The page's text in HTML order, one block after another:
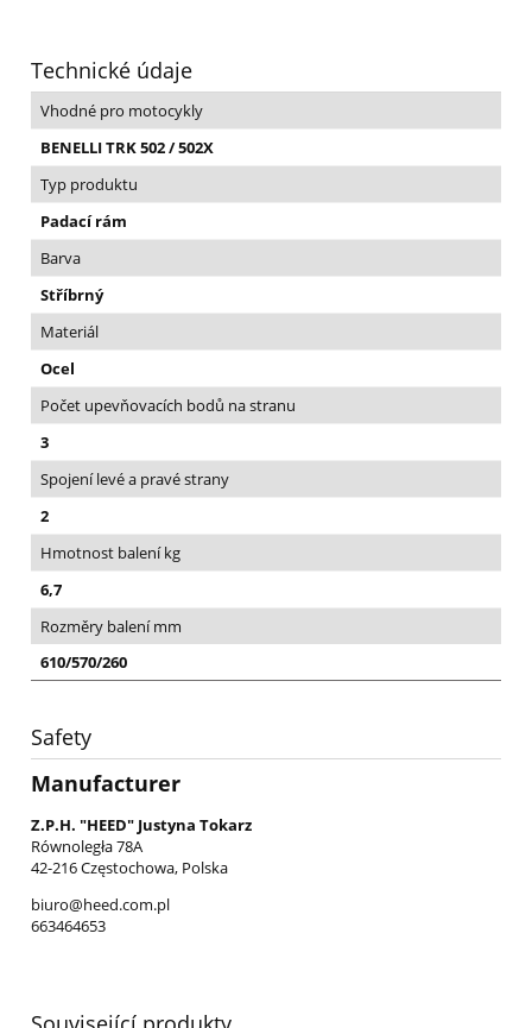
Technické údaje
Vhodné pro motocykly
BENELLI TRK 502 / 502X
Typ produktu
Padací rám
Barva
Stříbrný
Materiál
Ocel
Počet upevňovacích bodů na stranu
3
Spojení levé a pravé strany
2
Hmotnost balení kg
6,7
Rozměry balení mm
610/570/260
Safety
Manufacturer
Z.P.H. "HEED" Justyna Tokarz
Równoległa 78A
42-216 Częstochowa, Polska
biuro@heed.com.pl
663464653